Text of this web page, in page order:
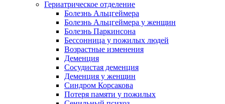
Гериатрическое отделение
Болезнь Альцгеймера
Болезнь Альцгеймера у женщин
Болезнь Паркинсона
Бессонница у пожилых людей
Возрастные изменения
Деменция
Сосудистая деменция
Деменция у женщин
Синдром Корсакова
Потеря памяти у пожилых